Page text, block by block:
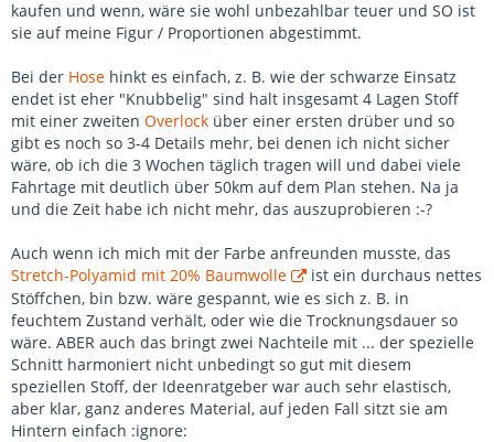
kaufen und wenn, wäre sie wohl unbezahlbar teuer und SO ist
sie auf meine Figur / Proportionen abgestimmt.
Bei der Hose hinkt es einfach, z. B. wie der schwarze Einsatz
endet ist eher "Knubbelig" sind halt insgesamt 4 Lagen Stoff
mit einer zweiten Overlock über einer ersten drüber und so
gibt es noch so 3-4 Details mehr, bei denen ich nicht sicher
wäre, ob ich die 3 Wochen täglich tragen will und dabei viele
Fahrtage mit deutlich über 50km auf dem Plan stehen. Na ja
und die Zeit habe ich nicht mehr, das auszuprobieren :-?
Auch wenn ich mich mit der Farbe anfreunden musste, das
Stretch-Polyamid mit 20% Baumwolle
ist ein durchaus nettes
Stöffchen, bin bzw. wäre gespannt, wie es sich z. B. in
feuchtem Zustand verhält, oder wie die Trocknungsdauer so
wäre. ABER auch das bringt zwei Nachteile mit ... der spezielle
Schnitt harmoniert nicht unbedingt so gut mit diesem
speziellen Stoff, der Ideenratgeber war auch sehr elastisch,
aber klar, ganz anderes Material, auf jeden Fall sitzt sie am
Hintern einfach :ignore: